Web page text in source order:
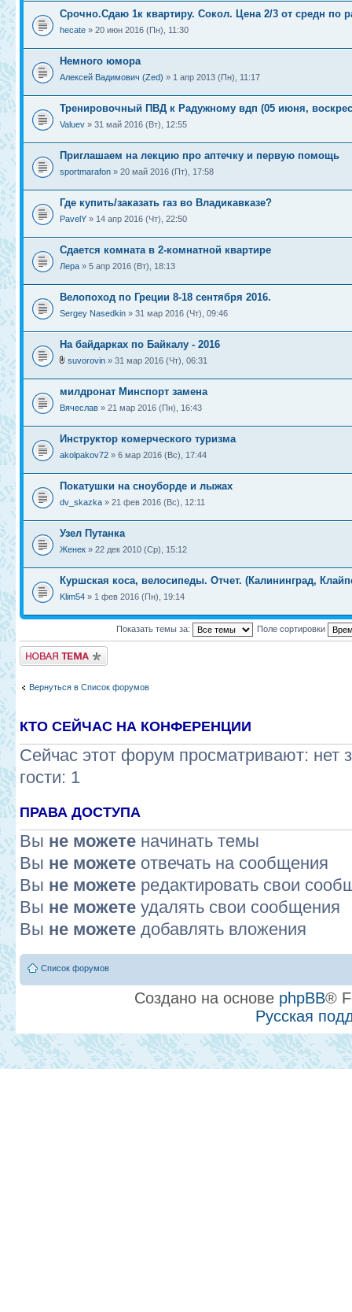
Срочно.Сдаю 1к квартиру. Сокол. Цена 2/3 от средн по
hecate » 20 июн 2016 (Пн), 11:30
Немного юмора
Алексей Вадимович (Zed) » 1 апр 2013 (Пн), 11:17
Тренировочный ПВД к Радужному вдп (05 июня,
Valuev » 31 май 2016 (Вт), 12:55
Приглашаем на лекцию про аптечку и первую помощь
sportmarafon » 20 май 2016 (Пт), 17:58
Где купить/заказать газ во Владикавказе?
PavelY » 14 апр 2016 (Чт), 22:50
Сдается комната в 2-комнатной квартире
Лера » 5 апр 2016 (Вт), 18:13
Велопоход по Греции 8-18 сентября 2016.
Sergey Nasedkin » 31 мар 2016 (Чт), 09:46
На байдарках по Байкалу - 2016
suvorovin » 31 мар 2016 (Чт), 06:31
‎милдронат‬ Минспорт замена
Вячеслав » 21 мар 2016 (Пн), 16:43
Инструктор комерческого туризма
akolpakov72 » 6 мар 2016 (Вс), 17:44
Покатушки на сноуборде и лыжах
dv_skazka » 21 фев 2016 (Вс), 12:11
Узел Путанка
Женек » 22 дек 2010 (Ср), 15:12
Куршская коса, велосипеды. Отчет. (Калининград,
Klim54 » 1 фев 2016 (Пн), 19:14
Показать темы за: Поле сортировки
Новая тема
Вернуться в Список форумов
КТО СЕЙЧАС НА КОНФЕРЕНЦИИ
Сейчас этот форум просматривают: нет
гости: 1
ПРАВА ДОСТУПА
Вы не можете начинать темы
Вы не можете отвечать на сообщения
Вы не можете редактировать свои
Вы не можете удалять свои сообщения
Вы не можете добавлять вложения
Список форумов
Создано на основе phpBB®
Русская